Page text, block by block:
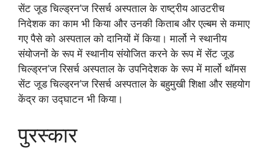
सेंट जूड चिल्ड्रन’ज रिसर्च अस्पताल के राष्ट्रीय आउटरीच
निदेशक का काम भी किया और उनकी किताब और एल्बम से कमाए
गए पैसे को अस्पताल को दानियों में किया। मार्लो ने स्थानीय
संयोजनों के रूप में स्थानीय संयोजित करने के रूप में सेंट जूड
चिल्ड्रन’ज रिसर्च अस्पताल के उपनिदेशक के रूप में मार्लो थॉमस
सेंट जूड चिल्ड्रन’ज रिसर्च अस्पताल के बहुमुखी शिक्षा और सहयोग
केंद्र का उद्घाटन भी किया।
पुरस्कार